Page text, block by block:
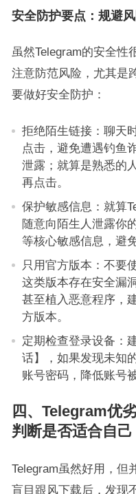
安全防护要点：规避
虽然Telegram的安全性
注意防范风险，尤其是
要做好安全防护：
拒绝陌生链接：聊天
点击，避免遭遇钓鱼
泄露；就算是熟悉的
再点击。
保护敏感信息：就算
随意向陌生人泄露你
等核心敏感信息，避
只用官方版本：不要
这类版本存在安全漏
甚至植入恶意程序，
方版本。
定期检查登录设备：
话】，如果发现未知
账号密码，降低账号
四、Telegram优
判断是否适合自己
Telegram虽然好用，但
盲目跟风下载后，发现